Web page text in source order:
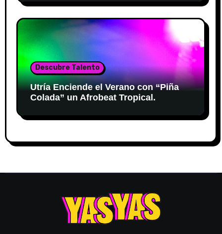
Descubre Talento
Utría Enciende el Verano con “Piña
Colada” un Afrobeat Tropical.